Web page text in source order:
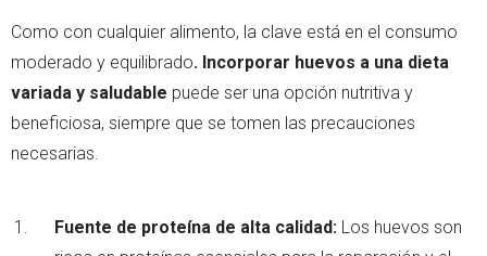
Como con cualquier alimento, la clave está en el consumo
moderado y equilibrado. Incorporar huevos a una dieta
variada y saludable puede ser una opción nutritiva y
beneficiosa, siempre que se tomen las precauciones
necesarias.
Fuente de proteína de alta calidad: Los huevos son